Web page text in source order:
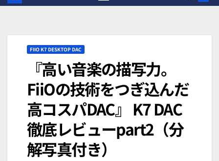
FIIO K7 DESKTOP DAC
『高い音楽の描写力。
FiiOの技術をつぎ込んだ
高コスパDAC』 K7 DAC
徹底レビューpart2（分
解写真付き）